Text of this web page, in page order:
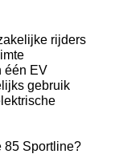
rijders
één EV
gebruik
85 Sportline?